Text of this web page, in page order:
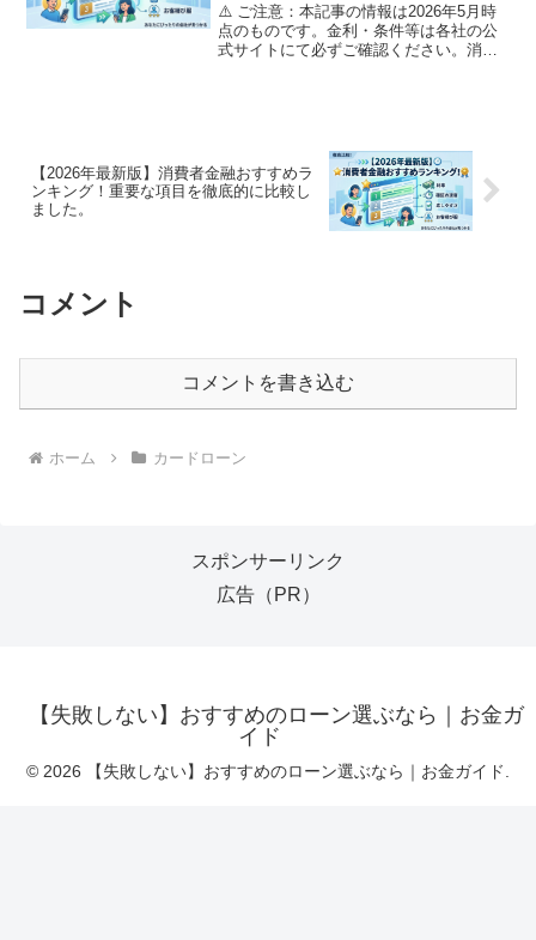
⚠️ ご注意：本記事の情報は2026年5月時
点のものです。金利・条件等は各社の公
式サイトにて必ずご確認ください。消費
【2026年最新版】消費者金融おすすめラ
ンキング！重要な項目を徹底的に比較し
ました。
コメント
コメントを書き込む
ホーム カードローン
スポンサーリンク
広告（PR）
【失敗しない】おすすめのローン選ぶなら｜お金ガ
イド
© 2026 【失敗しない】おすすめのローン選ぶなら｜お金ガイド.